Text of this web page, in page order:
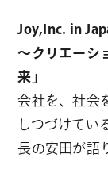
Joy,Inc. in
～クリエーシ
来」
会社を、社会
しつづけてい
長の安田が語